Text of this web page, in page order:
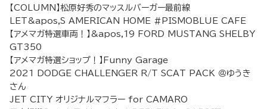
【COLUMN】松原好秀のマッスルバーガー最前線
LET&apos,S AMERICAN HOME #PISMOBLUE CAFE
【アメマガ特選車両！】&apos,19 FORD MUSTANG SHELBY
GT350
【アメマガ特選ショップ！】Funny Garage
2021 DODGE CHALLENGER R/T SCAT PACK ＠ゆうき
さん
JET CITY オリジナルマフラー for CAMARO